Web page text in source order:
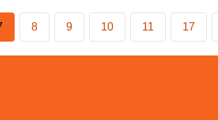
8 9 10 11 17